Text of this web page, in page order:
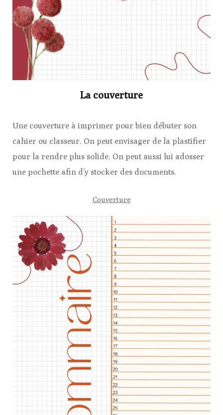
La couverture
Une couverture à imprimer pour bien débuter son
cahier ou classeur. On peut envisager de la plastifier
pour la rendre plus solide. On peut aussi lui adosser
une pochette afin d’y stocker des documents.
Couverture